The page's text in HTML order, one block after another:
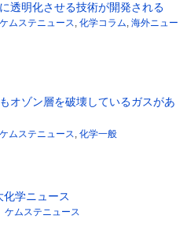
透明化させる技術が開発される
ケムステニュース, 化学コラム, 海外ニュー
オゾン層を破壊しているガスがあ
ケムステニュース, 化学一般
学ニュース
ケムステニュース